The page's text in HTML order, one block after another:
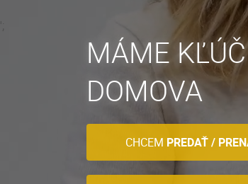
';
MÁME
DOMOVA
CHCEM PREDAŤ /